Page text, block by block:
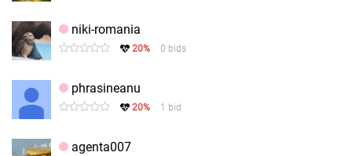
niki-romania
20% 0 bids
phrasineanu
20% 1 bid
agentа007